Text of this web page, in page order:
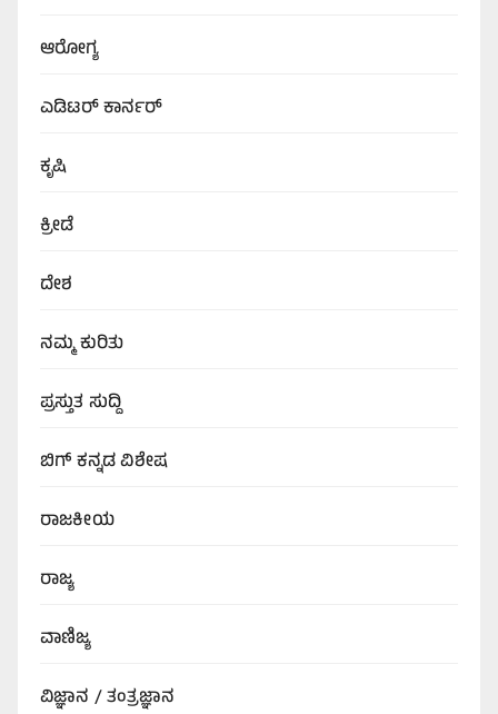
ಆರೋಗ್ಯ
ಎಡಿಟರ್‌ ಕಾರ್ನರ್
ಕೃಷಿ
ಕ್ರೀಡೆ
ದೇಶ
ನಮ್ಮ ಕುರಿತು
ಪ್ರಸ್ತುತ ಸುದ್ದಿ
ಬಿಗ್‌ ಕನ್ನಡ ವಿಶೇಷ
ರಾಜಕೀಯ
ರಾಜ್ಯ
ವಾಣಿಜ್ಯ
ವಿಜ್ಞಾನ / ತಂತ್ರಜ್ಞಾನ